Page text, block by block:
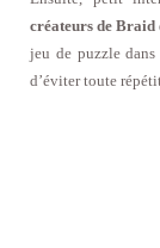
créateurs de Braid
jeu de puzzle
d’éviter toute